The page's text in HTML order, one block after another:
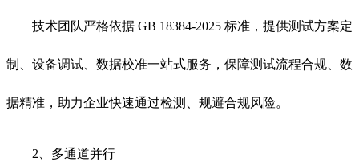
技术团队严格依据 GB 18384-2025 标准，提供测试方案定
制、设备调试、数据校准一站式服务，保障测试流程合规、数
据精准，助力企业快速通过检测、规避合规风险。
2、多通道并行